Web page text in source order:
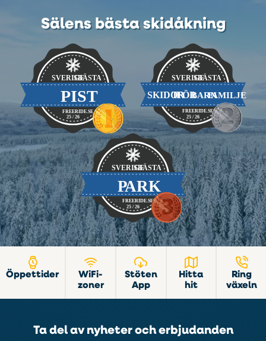
Sälens bästa skidåkning
Öppettider
WiFi-
zoner
Stöten
App
Hitta
hit
Ring
växeln
Ta del av nyheter och erbjudanden